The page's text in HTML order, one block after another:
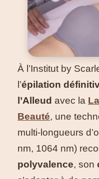
À l’Institut by
l’épilation
l’Alleud avec la
Beauté, une
multi-longueurs
nm, 1064 nm)
polyvalence, son